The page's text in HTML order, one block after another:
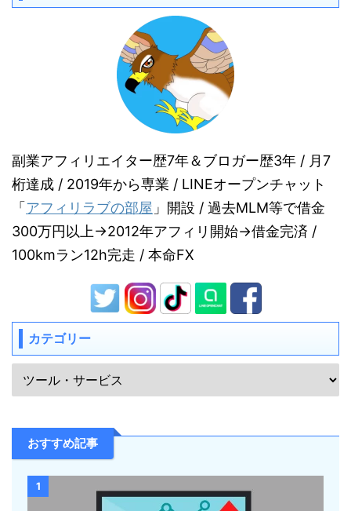
副業アフィリエイター歴7年＆ブロガー歴3年 / 月7
桁達成 / 2019年から専業 / LINEオープンチャット
「 アフィリラブの部屋 」開設 / 過去MLM等で借金
300万円以上→2012年アフィリ開始→借金完済 /
100kmラン12h完走 / 本命FX
カテゴリー
おすすめ記事
1